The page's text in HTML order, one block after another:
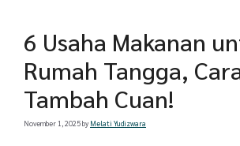
6 Usaha Makanan
Rumah Tangga,
Tambah Cuan!
November 1, 2025by Melati Yudizwara